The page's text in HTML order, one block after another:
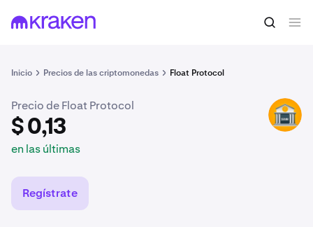
Inicio Precios de las criptomonedas Float Protocol
$ 0,13 Comprar BANK
Precio de Float Protocol
$ 0,13
en las últimas
BANK
Regístrate